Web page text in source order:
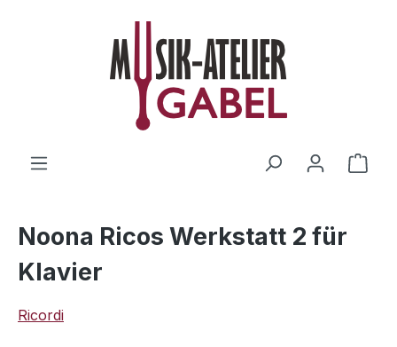
Zum Hauptinhalt springen
Noona Ricos Werkstatt 2 für
Klavier
Ricordi